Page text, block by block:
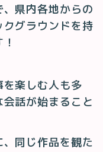
県内各地からの
グラウンドを持
楽しむ人も多
話が始まること
同じ作品を観た